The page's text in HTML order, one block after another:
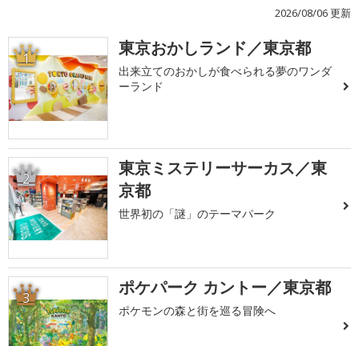
2026/08/06 更新
1 東京おかしランド／東京都
出来立てのおかしが食べられる夢のワンダ
ーランド
2
東京ミステリーサーカス／東
京都
世界初の「謎」のテーマパーク
3 ポケパーク カントー／東京都
ポケモンの森と街を巡る冒険へ